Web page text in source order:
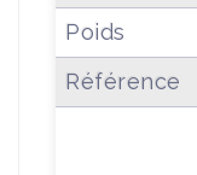
Poids
Référence